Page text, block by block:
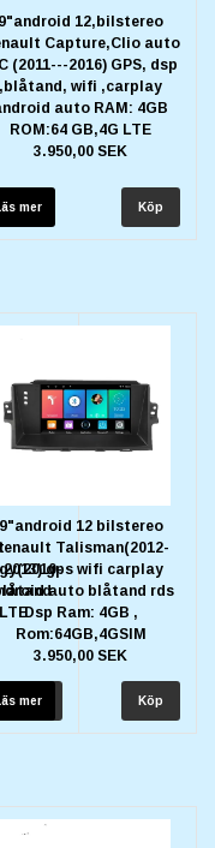
9"android 12,bilstereo
Capture,Clio auto
(2011---2016) GPS, dsp
,blåtand, wifi ,carplay
auto RAM: 4GB
ROM:64 GB,4G LTE
3.950,00 SEK
mer
9"android 12 bilstereo
Talisman(2012-
-2013) gps wifi carplay
auto blåtand rds
Dsp Ram: 4GB ,
Rom:64GB,4GSIM
3.950,00 SEK
mer